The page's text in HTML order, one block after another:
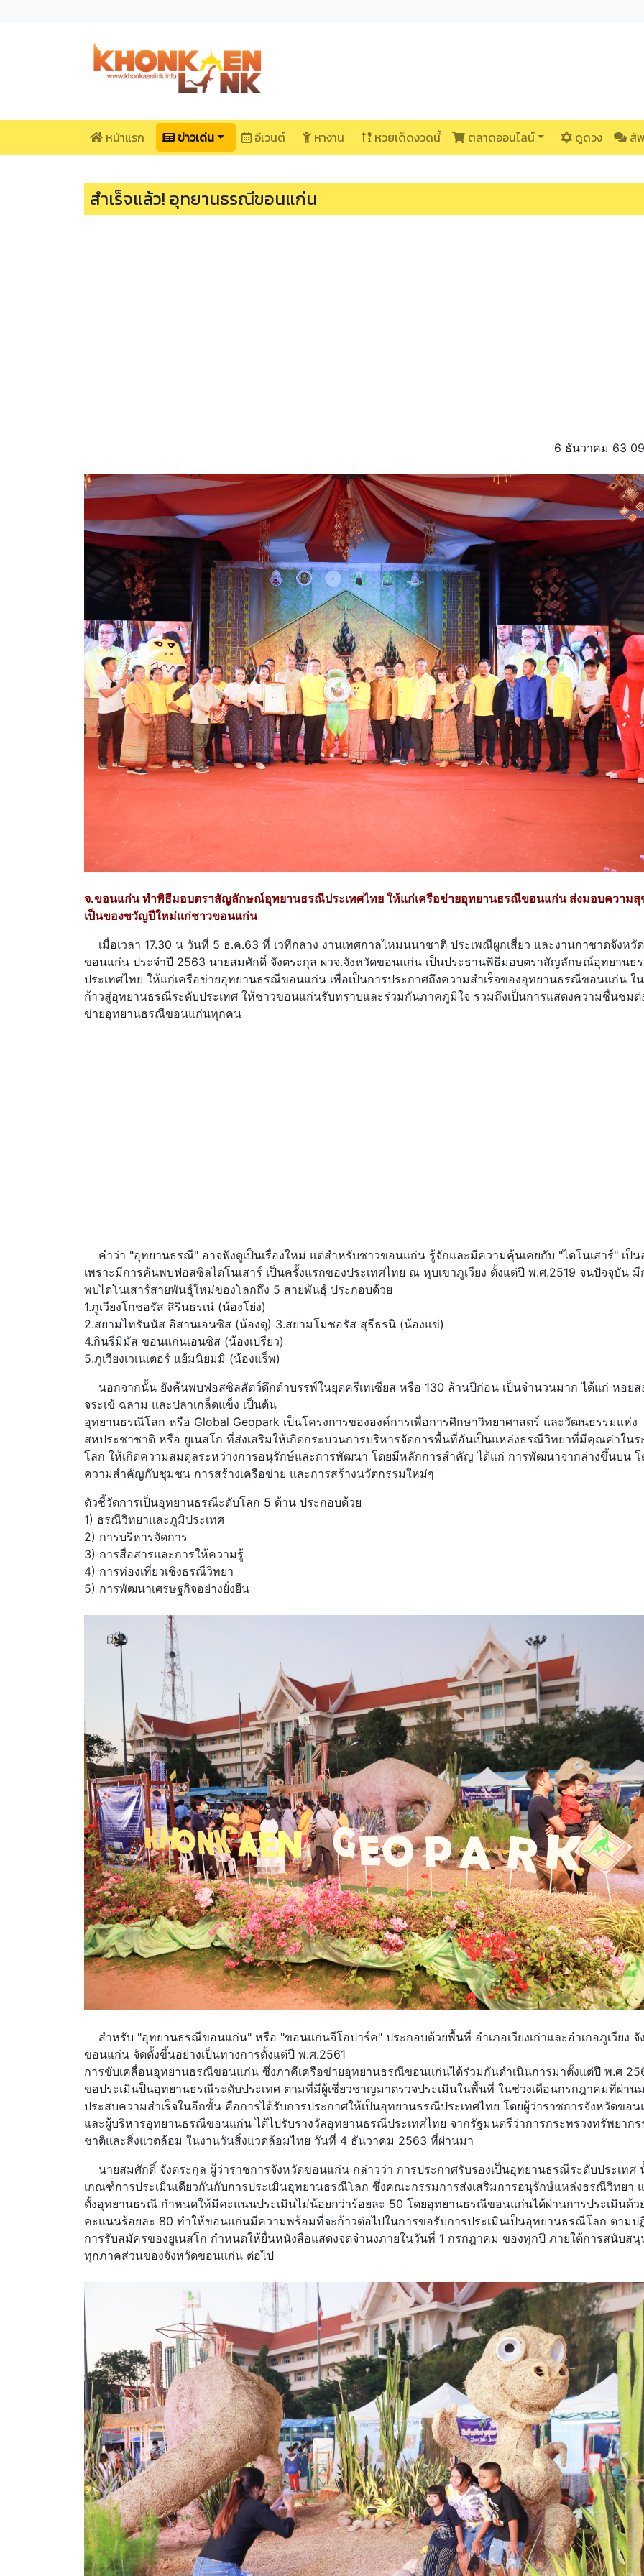
หน้าแรก ข่าวเด่น อีเวนต์ หางาน หวยเด็ดงวดนี้ ตลาดออนไลน์ ดูดวง สั
สำเร็จแล้ว! อุทยานธรณีขอนแก่น
6 ธันวาคม 63
จ.ขอนแก่น ทำพิธีมอบตราสัญลักษณ์อุทยานธรณีประเทศไทย ให้แก่เครือข่ายอุทยานธรณีขอนแก่น ส่งมอบความสุ
เป็นของขวัญปีใหม่แก่ชาวขอนแก่น
เมื่อเวลา 17.30 น วันที่ 5 ธ.ค.63 ที่ เวทีกลาง งานเทศกาลไหมนนาชาติ ประเพณีผูกเสี่ยว และงานกาชาดจังหวัด
ขอนแก่น ประจำปี 2563 นายสมศักดิ์ จังตระกุล ผวจ.จังหวัดขอนแก่น เป็นประธานพิธีมอบตราสัญลักษณ์อุทยานธ
ประเทศไทย ให้แก่เครือข่ายอุทยานธรณีขอนแก่น เพื่อเป็นการประกาศถึงความสำเร็จของอุทยานธรณีขอนแก่น ใ
ก้าวสู่อุทยานธรณีระดับประเทศ ให้ชาวขอนแก่นรับทราบและร่วมกันภาคภูมิใจ รวมถึงเป็นการแสดงความชื่นชมต่
ข่ายอุทยานธรณีขอนแก่นทุกคน
คำว่า "อุทยานธรณี" อาจฟังดูเป็นเรื่องใหม่ แต่สำหรับชาวขอนแก่น รู้จักและมีความคุ้นเคยกับ "ไดโนเสาร์" เป็น
เพราะมีการค้นพบฟอสซิลไดโนเสาร์ เป็นครั้งแรกของประเทศไทย ณ หุบเขาภูเวียง ตั้งแต่ปี พ.ศ.2519 จนปัจจุบัน
พบไดโนเสาร์สายพันธุ์ใหม่ของโลกถึง 5 สายพันธุ์ ประกอบด้วย
1.ภูเวียงโกชอรัส สิรินธรเน่ (น้องโย่ง)
2.สยามไทรันนัส อิสานเอนซิส (น้องดุ) 3.สยามโมชอรัส สุธีธรนิ (น้องแข่)
4.กินรีมิมัส ขอนแก่นเอนซิส (น้องเปรียว)
5.ภูเวียงเวเนเตอร์ แย้มนิยมมิ (น้องแร็พ)
นอกจากนั้น ยังค้นพบฟอสซิลสัตว์ดึกดำบรรพ์ในยุดครีเทเซียส หรือ 130 ล้านปีก่อน เป็นจำนวนมาก ได้แก่ หอยส
จระเข้ ฉลาม และปลาเกล็ดแข็ง เป็นต้น
อุทยานธรณีโลก หรือ Global Geopark เป็นโครงการขององค์การเพื่อการศึกษาวิทยาศาสตร์ และวัฒนธรรมแห่ง
สหประชาชาติ หรือ ยูเนสโก ที่ส่งเสริมให้เกิดกระบวนการบริหารจัดการพื้นที่อันเป็นแหล่งธรณีวิทยาที่มีคุณค่าในร
โลก ให้เกิดความสมดุลระหว่างการอนุรักษ์และการพัฒนา โดยมีหลักการสำคัญ ได้แก่ การพัฒนาจากล่างขึ้นบน โ
ความสำคัญกับชุมชน การสร้างเครือข่าย และการสร้างนวัตกรรมใหม่ๆ
ตัวชี้วัดการเป็นอุทยานธรณีะดับโลก 5 ด้าน ประกอบด้วย
1) ธรณีวิทยาและภูมิประเทศ
2) การบริหารจัดการ
3) การสื่อสารและการให้ความรู้
4) การท่องเที่ยวเชิงธรณีวิทยา
5) การพัฒนาเศรษฐกิจอย่างยั่งยืน
สำหรับ "อุทยานธรณีขอนแก่น" หรือ "ขอนแก่นจีโอปาร์ค" ประกอบด้วยพื้นที่ อำเภอเวียงเก่าและอำเกอภูเวียง จั
ขอนแก่น จัดตั้งขึ้นอย่างเป็นทางการตั้งแต่ปี พ.ศ.2561
การขับเคลื่อนอุทยานธรณีขอนแก่น ซึ่งภาคีเครือข่ายอุทยานธรณีขอนแก่นได้ร่วมกันดำเนินการมาตั้งแต่ปี พ.ศ
ขอประเมินป็นอุทยานธรณีระดับประเทศ ตามที่มีผู้เชี่ยวชาญมาตรวจประเมินในพื้นที่ ในช่วงเดือนกรกฎาคมที่ผ่าน
ประสบความสำเร็จในอีกขั้น คือการได้รับการประกาศให้เป็นอุทยานธรณีประเทศไทย โดยผู้ว่าราชการจังหวัดขอ
และผู้บริหารอุทยานธรณีขอนแก่น ได้ไปรับรางวัลอุทยานธรณีประเทศไทย จากรัฐมนตรีว่าการกระทรวงทรัพยากร
ชาติและสิ่งแวตล้อม ในงานวันสิ่งแวดล้อมไทย วันที่ 4 ธันวาคม 2563 ที่ผ่านมา
นายสมศักดิ์ จังตระกุล ผู้ว่าราชการจังหวัดขอนแก่น กล่าวว่า การประกาศรับรองเป็นอุทยานธรณีระดับประเทศ
เกณฑ์การประเมินเดียวกันกับการประเมินอุทยานธรณีโลก ซึ่งคณะกรรมการส่งเสริมการอนุรักษ์แหล่งธรณีวิทยา
ตั้งอุทยานธรณี กำหนดให้มีคะแนนประเมินไม่น้อยกว่าร้อยละ 50 โดยอุทยานธรณีขอนแก่นได้ผ่านการประเมินด้ว
คะแนนร้อยละ 80 ทำให้ขอนแก่นมีความพร้อมที่จะก้าวต่อไปในการขอรับการประเมินเป็นอุทยานธรณีโลก ตาม
การรับสมัครของยูเนสโก กำหนดให้ยื่นหนังสือแสดงจตจำนงภายในวันที่ 1 กรกฎาคม ของทุกปี ภายใต้การสนับสนุ
ทุกภาคส่วนของจังหวัดขอนแก่น ต่อไป